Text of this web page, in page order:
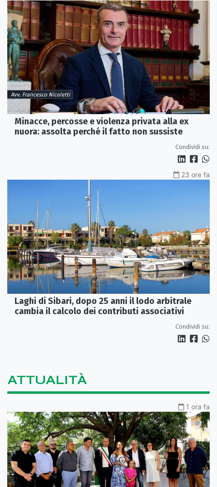
Minacce, percosse e violenza privata alla ex
nuora: assolta perché il fatto non sussiste
Condividi su:
23 ore fa
Laghi di Sibari, dopo 25 anni il lodo arbitrale
cambia il calcolo dei contributi associativi
Condividi su:
ATTUALITÀ
1 ora fa